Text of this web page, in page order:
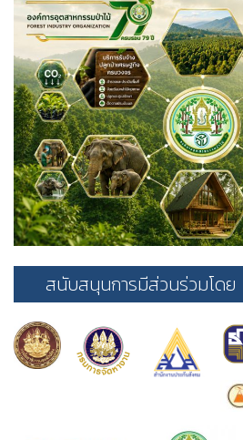
สนับสนุนการมีส่วนร่วมโดย